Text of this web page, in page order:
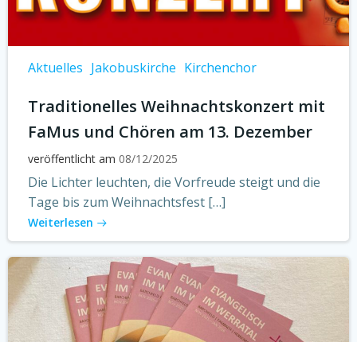
Aktuelles Jakobuskirche Kirchenchor
Traditionelles Weihnachtskonzert mit
FaMus und Chören am 13. Dezember
veröffentlicht am 08/12/2025
Die Lichter leuchten, die Vorfreude steigt und die
Tage bis zum Weihnachtsfest […]
Weiterlesen